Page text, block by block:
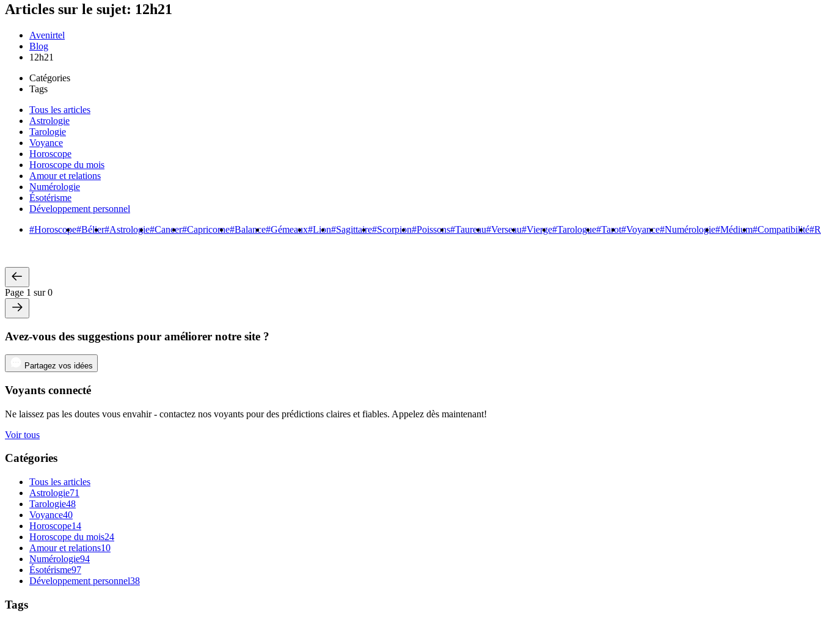
Articles sur le sujet: 12h21
Avenirtel
Blog
12h21
Catégories
Tags
Tous les articles
Astrologie
Tarologie
Voyance
Horoscope
Horoscope du mois
Amour et relations
Numérologie
Ésotérisme
Développement personnel
#Horoscope#Bélier#Astrologie#Cancer#Capricorne#Balance#Gémeaux#Lion#Sagittaire#Scorpion#Poissons#Taureau#Verseau#Vierge#Tarologue#Tarot#Voyance#Numérologie#Médium#Compatibilité
Page 1 sur 0
Avez-vous des suggestions pour améliorer notre site ?
Partagez vos idées
Voyants connecté
Ne laissez pas les doutes vous envahir - contactez nos voyants pour des prédictions claires et fiables. Appelez dès maintenant!
Voir tous
Catégories
Tous les articles
Astrologie71
Tarologie48
Voyance40
Horoscope14
Horoscope du mois24
Amour et relations10
Numérologie94
Ésotérisme97
Développement personnel38
Tags